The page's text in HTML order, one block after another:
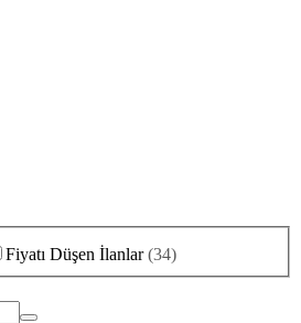
Fiyatı Düşen İlanlar (34)